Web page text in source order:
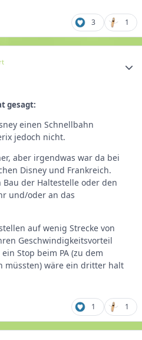
3 1
gesagt:
einen Schnellbahn
jedoch nicht.
aber irgendwas war da bei
Disney und Frankreich.
der Haltestelle oder den
und/oder an das
auf wenig Strecke von
Geschwindigkeitsvorteil
Stop beim PA (zu dem
müssten) wäre ein dritter halt
1 1